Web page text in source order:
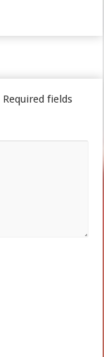
Required fields